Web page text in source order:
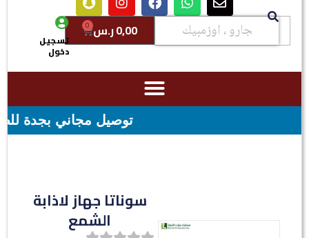
0,00ر.س 0
تسجيل
دخول
توصيل مجاني بجدة للطلبات فوق قيمه ال ١٠٠ ريال - شحن
سوناتا جهاز لاذابة
الشمع